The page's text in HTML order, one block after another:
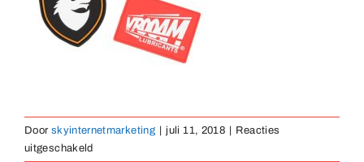
Magnete
Door skyinternetmarketing | juli 11, 2018 | Reacties
uitgeschakeldvoor